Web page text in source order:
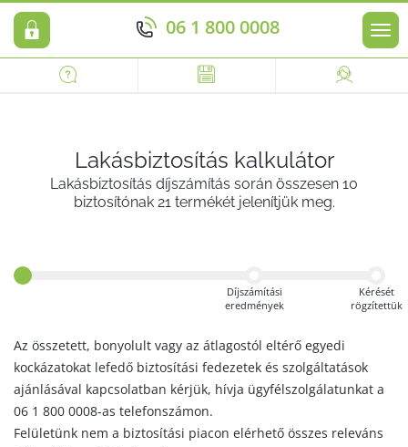
06 1 800 0008
Lakásbiztosítás kalkulátor
Lakásbiztosítás díjszámítás során összesen 10
biztosítónak 21 termékét jelenítjük meg.
Díjszámítási
eredmények
Kérését
rögzítettük
Az összetett, bonyolult vagy az átlagostól eltérő egyedi
kockázatokat lefedő biztosítási fedezetek és szolgáltatások
ajánlásával kapcsolatban kérjük, hívja ügyfélszolgálatunkat a
06 1 800 0008-as telefonszámon.
Felületünk nem a biztosítási piacon elérhető összes releváns